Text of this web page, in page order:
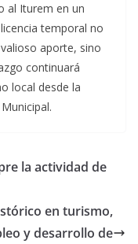
al Iturem en un
temporal no
aporte, sino
continuará
local desde la
la actividad de
en turismo,
y desarrollo de